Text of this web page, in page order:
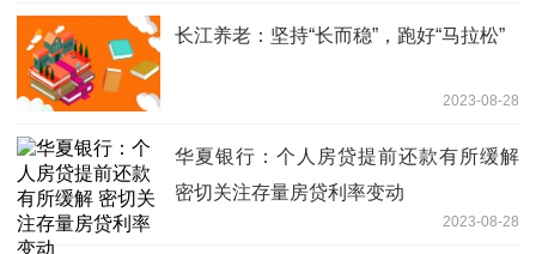
长江养老：坚持“长而稳”，跑好“马拉松”
2023-08-28
华夏银行：个人房贷提前还款有所缓解
密切关注存量房贷利率变动
2023-08-28